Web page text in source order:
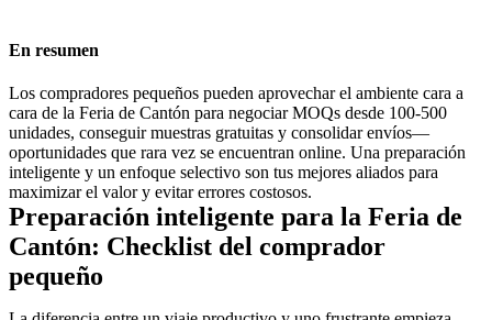
En resumen
Los compradores pequeños pueden aprovechar el ambiente cara a
cara de la Feria de Cantón para negociar MOQs desde 100-500
unidades, conseguir muestras gratuitas y consolidar envíos—
oportunidades que rara vez se encuentran online. Una preparación
inteligente y un enfoque selectivo son tus mejores aliados para
maximizar el valor y evitar errores costosos.
Preparación inteligente para la Feria de
Cantón: Checklist del comprador
pequeño